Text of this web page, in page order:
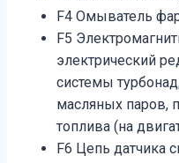
F4 Омыватель
F5
электрический
системы
масляных паров,
топлива (на
F6 Цепь датчика